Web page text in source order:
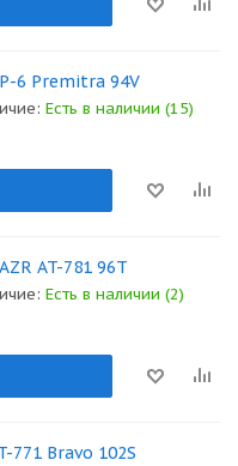
6 Premitra 94V
Есть в наличии (15)
AT-781 96T
Есть в наличии (2)
771 Bravo 102S